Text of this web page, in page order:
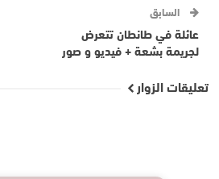
السابق
عائلة في طانطان تتعرض
لجريمة بشعة + فيديو و صور
تعليقات الزوار